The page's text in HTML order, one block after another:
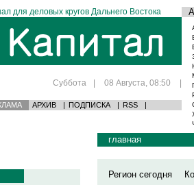
для деловых кругов Дальнего Востока
Суббота | 08 Августа, 08:50 |
АРХИВ | ПОДПИСКА | RSS |
главная
Регион сегодня